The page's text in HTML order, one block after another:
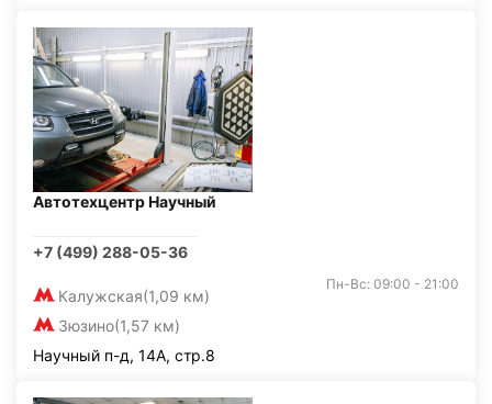
Автотехцентр Научный
+7 (499) 288-05-36
Калужская(1,09 км)
Зюзино(1,57 км)
Пн-Вс: 09:00 - 21:00
Научный п-д, 14А, стр.8